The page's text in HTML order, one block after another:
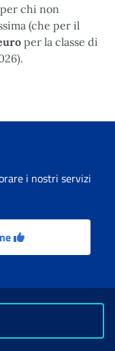
chi non
(che per il
per la classe di
i nostri servizi